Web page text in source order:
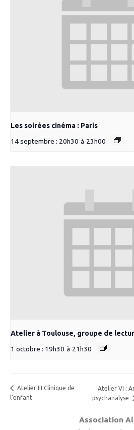
Les soirées cinéma : Paris
14 septembre : 20h30 à 23h00
Atelier à Toulouse, groupe de
1 octobre : 19h30 à 21h30
Atelier III Clinique de
l’enfant
Atelier VI :
psychanalyse
Association